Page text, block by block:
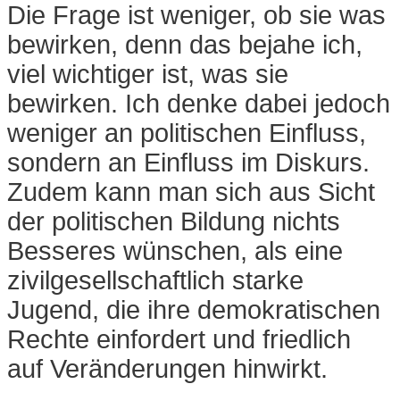
Die Frage ist weniger, ob sie was
bewirken, denn das bejahe ich,
viel wichtiger ist, was sie
bewirken. Ich denke dabei jedoch
weniger an politischen Einfluss,
sondern an Einfluss im Diskurs.
Zudem kann man sich aus Sicht
der politischen Bildung nichts
Besseres wünschen, als eine
zivilgesellschaftlich starke
Jugend, die ihre demokratischen
Rechte einfordert und friedlich
auf Veränderungen hinwirkt.